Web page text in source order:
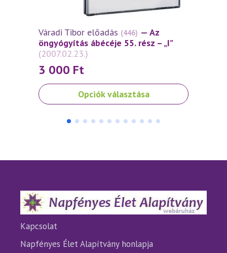
Váradi Tibor előadás (446) — Az
öngyógyítás ábécéje 55. rész – „I”
(2007.02.23.)
3 000 Ft
Opciók választása
Ennek
a
A
termékoldalon
választhatók
ki
A
ki
Kapcsolat
Napfényes Élet Alapítvány honlapja